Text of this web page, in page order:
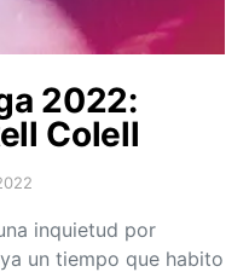
2022:
Colell
inquietud por
un tiempo que habito